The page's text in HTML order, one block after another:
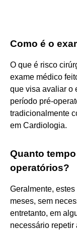
Como é o
O que é risco
exame médico
que visa avaliar o
período pré-
tradicionalmente
em Cardiologia.
Quanto
operatórios?
Geralmente,
meses, sem
entretanto, em
necessário repetir